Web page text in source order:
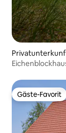
Gäste-Favorit
Gäste-Favorit